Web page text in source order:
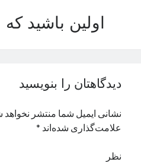
اولین باشید
دیدگاهتان را بنویسید
نشانی ایمیل شما منتشر نخواهد
علامت‌گذاری شده‌اند *
نظر